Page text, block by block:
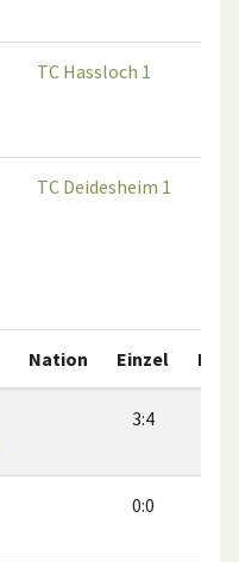
TC Hassloch 1
TC Deidesheim 1
Nation Einzel
3:4
0:0